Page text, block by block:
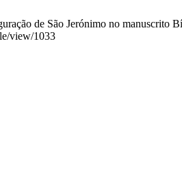
de São Jerónimo no
view/1033